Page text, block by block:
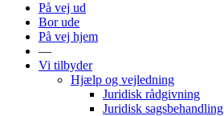
På vej ud
Bor ude
På vej hjem
—
Vi tilbyder
Hjælp og vejledning
Juridisk rådgivning
Juridisk sagsbehandling